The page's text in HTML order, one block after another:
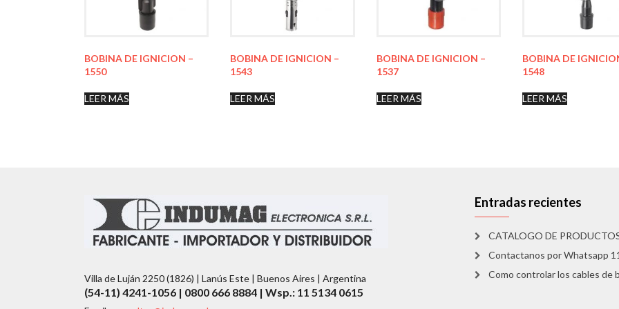
BOBINA DE IGNICION –
1550
LEER MÁS
BOBINA DE IGNICION –
1543
LEER MÁS
BOBINA DE IGNICION –
1537
LEER MÁS
BOBINA DE
1548
LEER MÁS
Villa de Luján 2250 (1826) | Lanús Este | Buenos Aires | Argentina
(54-11) 4241-1056 | 0800 666 8884 | Wsp.: 11 5134 0615
Entradas recientes
CATALOGO DE
Contactanos por Whatsapp
Como controlar los cables de